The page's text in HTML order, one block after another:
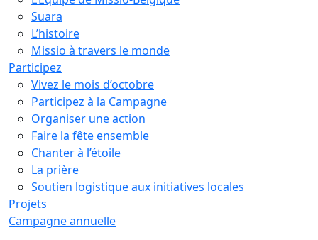
Suara
L’histoire
Missio à travers le monde
Participez
Vivez le mois d’octobre
Participez à la Campagne
Organiser une action
Faire la fête ensemble
Chanter à l’étoile
La prière
Soutien logistique aux initiatives locales
Projets
Campagne annuelle